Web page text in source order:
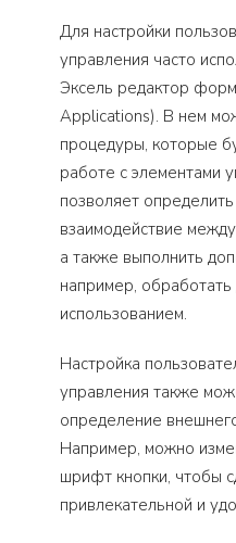
Для настройки
управления часто
Эксель редактор
Applications). В нем
процедуры, которые
работе с элементами
позволяет
взаимодействие
а также выполнить
например,
использованием.
Настройка
управления также
определение
Например, можно
шрифт кнопки, чтобы
привлекательной и